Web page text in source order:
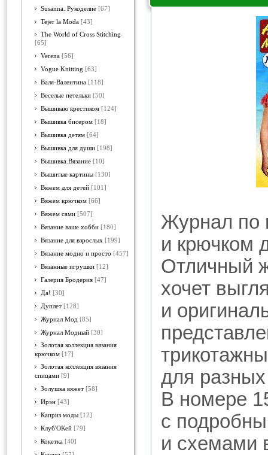
Susanna. Рукоделие [67]
Tejer la Moda [43]
The World of Cross Stitching
[65]
Verena [56]
Vogue Knitting [63]
Валя-Валентина [118]
Веселые петельки [50]
Вышиваю крестиком [124]
Вышивка бисером [18]
Вышивка детям [64]
Вышивка для души [198]
Вышивка.Вязание [10]
Вышитые картины [130]
Вяжем для детей [101]
Вяжем крючком [66]
Вяжем сами [507]
Вязание ваше хобби [180]
Вязание для взрослых [199]
Вязание модно и просто [457]
Вязанные игрушки [12]
Галерия Бродерия [47]
Да! [30]
Дуплет [128]
Журнал Мод [85]
Журнал Модный [30]
Золотая коллекция вязания
крючком [17]
Золотая коллекция вязания
спицами [9]
Золушка вяжет [58]
Ирэн [43]
Каприз моды [12]
Клуб'ОКей [79]
Кокетка [40]
Журнал по
и крючком
Отличный
хочет
и
для
В номере
с
и схемами